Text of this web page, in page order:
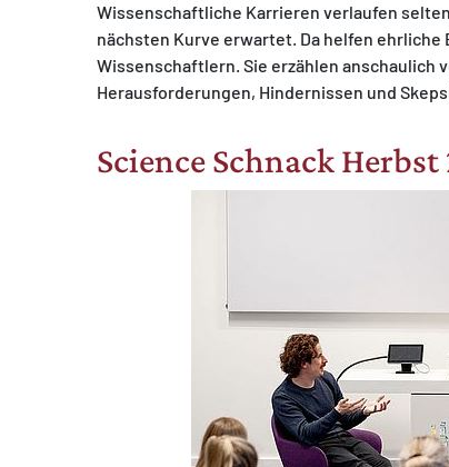
Wissenschaftliche Karrieren verlaufen
nächsten Kurve erwartet. Da helfen
Wissenschaftlern. Sie erzählen anschaulich
Herausforderungen, Hindernissen und
Science Schnack